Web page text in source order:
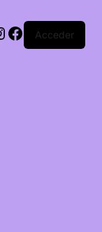
Acceder